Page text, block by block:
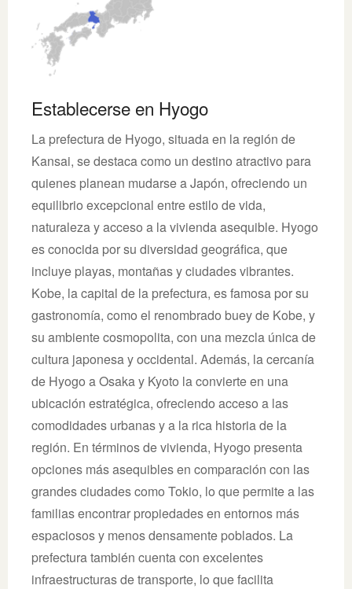
Establecerse en Hyogo
La prefectura de Hyogo, situada en la región de
Kansai, se destaca como un destino atractivo para
quienes planean mudarse a Japón, ofreciendo un
equilibrio excepcional entre estilo de vida,
naturaleza y acceso a la vivienda asequible. Hyogo
es conocida por su diversidad geográfica, que
incluye playas, montañas y ciudades vibrantes.
Kobe, la capital de la prefectura, es famosa por su
gastronomía, como el renombrado buey de Kobe, y
su ambiente cosmopolita, con una mezcla única de
cultura japonesa y occidental. Además, la cercanía
de Hyogo a Osaka y Kyoto la convierte en una
ubicación estratégica, ofreciendo acceso a las
comodidades urbanas y a la rica historia de la
región. En términos de vivienda, Hyogo presenta
opciones más asequibles en comparación con las
grandes ciudades como Tokio, lo que permite a las
familias encontrar propiedades en entornos más
espaciosos y menos densamente poblados. La
prefectura también cuenta con excelentes
infraestructuras de transporte, lo que facilita